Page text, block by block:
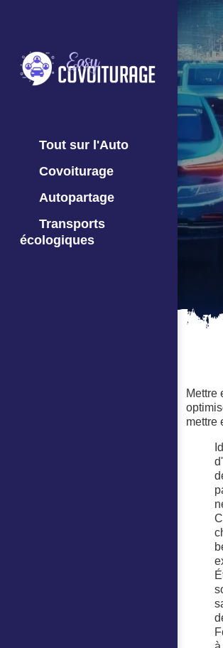
Tout sur l'Auto
Covoiturage
Autopartage
Transports
écologiques
Mettre
mettre